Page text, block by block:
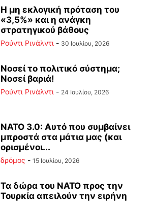
Η μη εκλογική πρόταση του
«3,5%» και η ανάγκη
στρατηγικού βάθους
Ρούντι Ρινάλντι - 30 Ιουλίου, 2026
Νοσεί το πολιτικό σύστημα;
Νοσεί βαριά!
Ρούντι Ρινάλντι - 24 Ιουλίου, 2026
ΝΑΤΟ 3.0: Αυτό που συμβαίνει
μπροστά στα μάτια μας (και
ορισμένοι...
δρόμος - 15 Ιουλίου, 2026
Τα δώρα του ΝΑΤΟ προς την
Τουρκία απειλούν την ειρήνη